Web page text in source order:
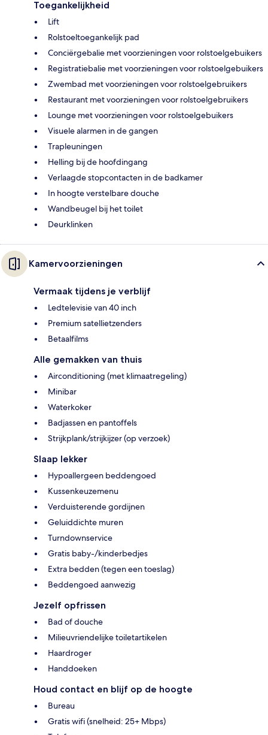
Toegankelijkheid
Lift
Rolstoeltoegankelijk pad
Conciërgebalie met voorzieningen voor rolstoelgebuikers
Registratiebalie met voorzieningen voor rolstoelgebuikers
Zwembad met voorzieningen voor rolstoelgebruikers
Restaurant met voorzieningen voor rolstoelgebruikers
Lounge met voorzieningen voor rolstoelgebuikers
Visuele alarmen in de gangen
Trapleuningen
Helling bij de hoofdingang
Verlaagde stopcontacten in de badkamer
In hoogte verstelbare douche
Wandbeugel bij het toilet
Deurklinken
Kamervoorzieningen
Vermaak tijdens je verblijf
Ledtelevisie van 40 inch
Premium satellietzenders
Betaalfilms
Alle gemakken van thuis
Airconditioning (met klimaatregeling)
Minibar
Waterkoker
Badjassen en pantoffels
Strijkplank/strijkijzer (op verzoek)
Slaap lekker
Hypoallergeen beddengoed
Kussenkeuzemenu
Verduisterende gordijnen
Geluiddichte muren
Turndownservice
Gratis baby-/kinderbedjes
Extra bedden (tegen een toeslag)
Beddengoed aanwezig
Jezelf opfrissen
Bad of douche
Milieuvriendelijke toiletartikelen
Haardroger
Handdoeken
Houd contact en blijf op de hoogte
Bureau
Gratis wifi (snelheid: 25+ Mbps)